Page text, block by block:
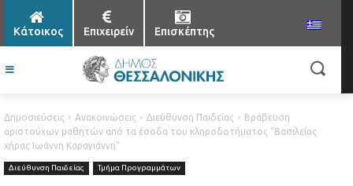
Κάτοικος Επιχειρείν Επισκέπτης
Δημοσιεύσεις Ανακοινώσεις Διεύθυνση Παιδείας
Βράβευση
αριστούχων μαθητών από τα έσοδα του κληροδοτήματος “Βασιλείας
χήρας Ιωάννη Καραγιάννη”
Διεύθυνση Παιδείας Τμήμα Προγραμμάτων